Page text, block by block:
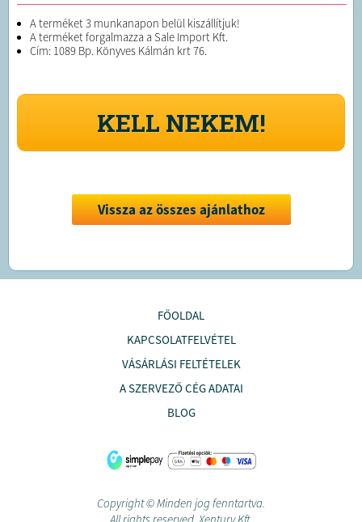
A terméket 3 munkanapon belül kiszállítjuk!
A terméket forgalmazza a Sale Import Kft.
Cím: 1089 Bp. Könyves Kálmán krt 76.
KELL NEKEM!
Vissza az összes ajánlathoz
FŐOLDAL
KAPCSOLATFELVÉTEL
VÁSÁRLÁSI FELTÉTELEK
A SZERVEZŐ CÉG ADATAI
BLOG
Copyright © Minden jog fenntartva.